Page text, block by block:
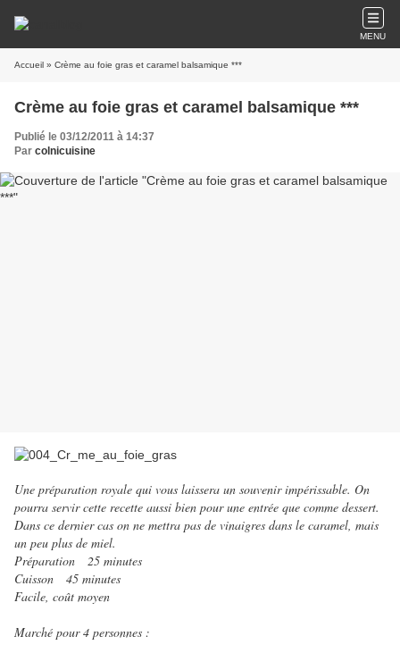
MENU
Accueil » Crème au foie gras et caramel balsamique ***
Crème au foie gras et caramel balsamique ***
Publié le 03/12/2011 à 14:37
Par colnicuisine
Une préparation royale qui vous laissera un souvenir impérissable. On
pourra servir cette recette aussi bien pour une entrée que comme dessert.
Dans ce dernier cas on ne mettra pas de vinaigres dans le caramel, mais
un peu plus de miel.
Préparation 25 minutes
Cuisson 45 minutes
Facile, coût moyen
Marché pour 4 personnes :